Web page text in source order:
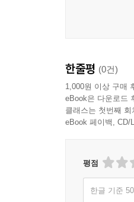
한줄평 (0건)
1,000원 이상 구매
eBook은 다운로드
클래스는 첫번째
eBook 페이백, CD/
평점
한글 기준